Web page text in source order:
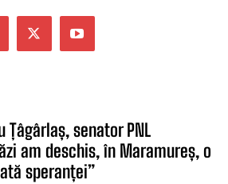
Țâgârlaș, senator PNL
am deschis, în Maramureș, o
speranței”